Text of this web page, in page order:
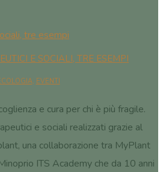
E SOCIALI, TRE ESEMPI
, EVENTI
e cura per chi è più fragile.
e sociali realizzati grazie al
una collaborazione tra MyPlant
ITS Academy che da 10 anni